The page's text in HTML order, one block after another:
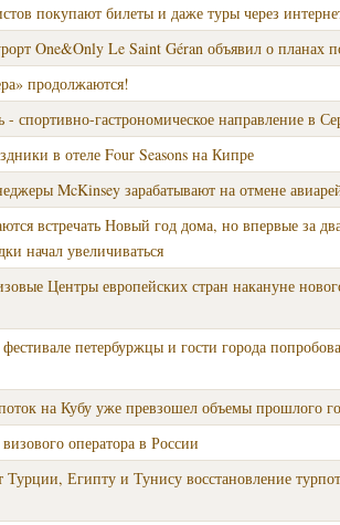
покупают билеты и даже туры через
One&Only Le Saint Géran объявил о планах
продолжаются!
- спортивно-гастрономическое направление в
в отеле Four Seasons на Кипре
McKinsey зарабатывают на отмене
встречать Новый год дома, но впервые за
начал увеличиваться
Центры европейских стран накануне
петербуржцы и гости города
на Кубу уже превзошел объемы прошлого
оператора в России
Египту и Тунису восстановление